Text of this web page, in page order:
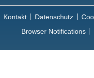
Kontakt Datenschutz
Browser Notifications